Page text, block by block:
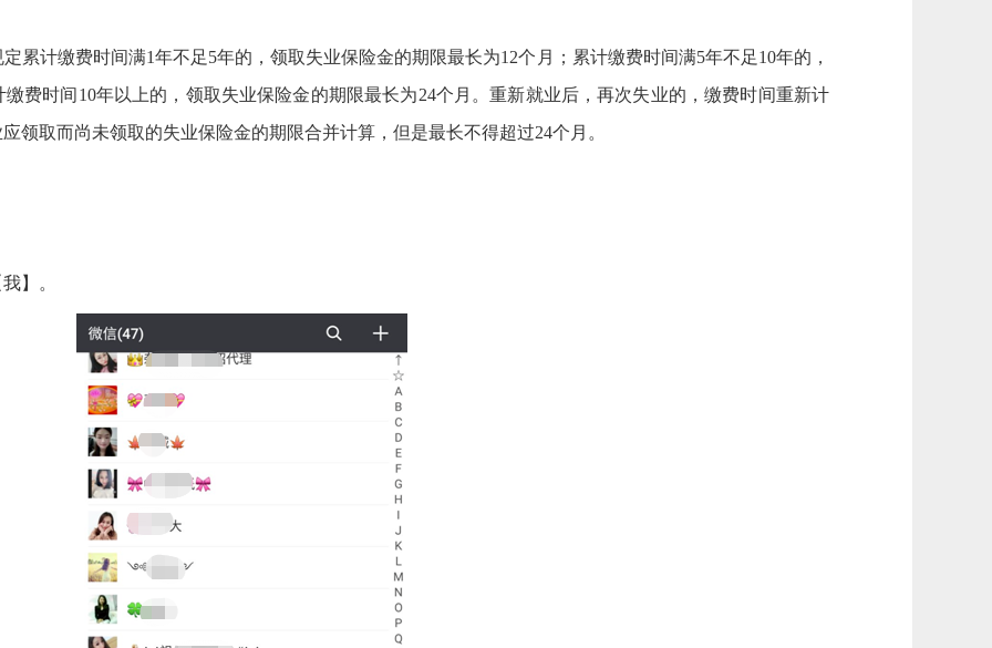
累计缴费时间满1年不足5年的，领取失业保险金的期限最长为12个月；累计缴费时间满5年不足10年的，
费时间10年以上的，领取失业保险金的期限最长为24个月。重新就业后，再次失业的，缴费时间重新计
领取而尚未领取的失业保险金的期限合并计算，但是最长不得超过24个月。
】。